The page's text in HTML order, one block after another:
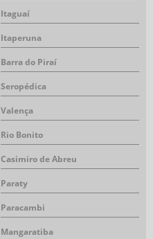
Itaguaí
Itaperuna
Barra do Piraí
Seropédica
Valença
Rio Bonito
Casimiro de Abreu
Paraty
Paracambi
Mangaratiba